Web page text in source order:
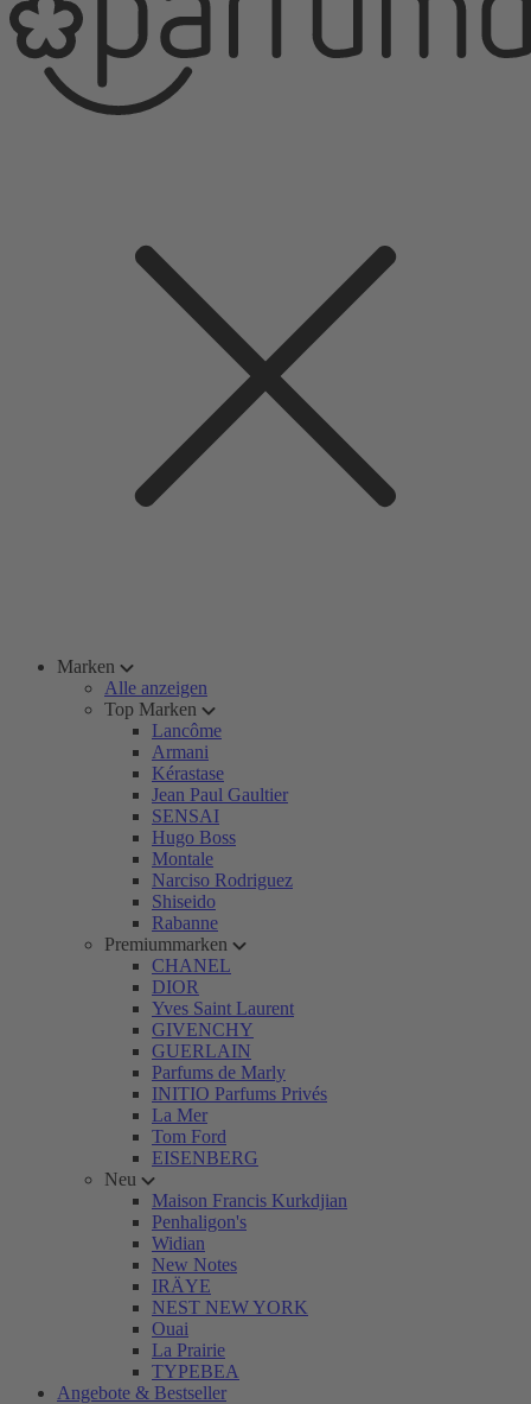
Marken
Alle anzeigen
Top Marken
Lancôme
Armani
Kérastase
Jean Paul Gaultier
SENSAI
Hugo Boss
Montale
Narciso Rodriguez
Shiseido
Rabanne
Premiummarken
CHANEL
DIOR
Yves Saint Laurent
GIVENCHY
GUERLAIN
Parfums de Marly
INITIO Parfums Privés
La Mer
Tom Ford
EISENBERG
Neu
Maison Francis Kurkdjian
Penhaligon's
Widian
New Notes
IRÄYE
NEST NEW YORK
Ouai
La Prairie
TYPEBEA
Angebote & Bestseller